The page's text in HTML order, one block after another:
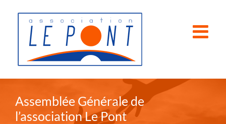
Assemblée Générale de
l’association Le Pont